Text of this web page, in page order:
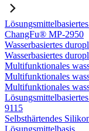
ChangFu® MP-2950
Wasserbasiertes
Wasserbasiertes
Multifunktionales
Multifunktionales
Multifunktionales
9115
Selbsthärtendes
Lösungsmittelbasis